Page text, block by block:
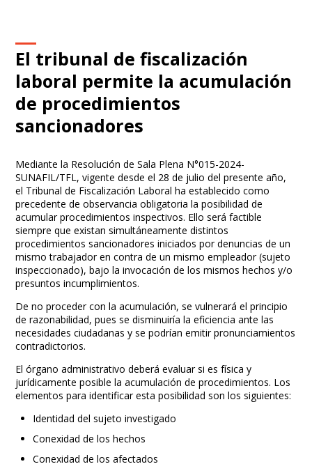
El tribunal de fiscalización
laboral permite la acumulación
de procedimientos
sancionadores
Mediante la Resolución de Sala Plena N°015-2024-
SUNAFIL/TFL, vigente desde el 28 de julio del presente año,
el Tribunal de Fiscalización Laboral ha establecido como
precedente de observancia obligatoria la posibilidad de
acumular procedimientos inspectivos. Ello será factible
siempre que existan simultáneamente distintos
procedimientos sancionadores iniciados por denuncias de un
mismo trabajador en contra de un mismo empleador (sujeto
inspeccionado), bajo la invocación de los mismos hechos y/o
presuntos incumplimientos.
De no proceder con la acumulación, se vulnerará el principio
de razonabilidad, pues se disminuiría la eficiencia ante las
necesidades ciudadanas y se podrían emitir pronunciamientos
contradictorios.
El órgano administrativo deberá evaluar si es física y
jurídicamente posible la acumulación de procedimientos. Los
elementos para identificar esta posibilidad son los siguientes:
Identidad del sujeto investigado
Conexidad de los hechos
Conexidad de los afectados